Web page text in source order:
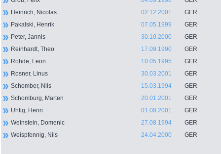
Heinrich, Nicolas
02.12.2001
GER
Pakalski, Henrik
07.05.1999
GER
Peter, Jannis
30.10.2000
GER
Reinhardt, Theo
17.09.1990
GER
Rohde, Leon
10.05.1995
GER
Rosner, Linus
30.03.2001
GER
Schomber, Nils
15.03.1994
GER
Schomburg, Marten
20.01.2001
GER
Uhlig, Henri
01.08.2001
GER
Weinstein, Domenic
27.08.1994
GER
Weispfennig, Nils
24.04.2000 GER